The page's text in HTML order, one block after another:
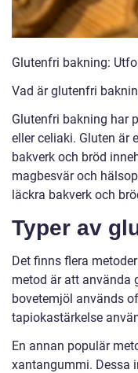
Glutenfri bakning:
Vad är glutenfri
Glutenfri bakning har
eller celiaki. Gluten är
bakverk och bröd
magbesvär och
läckra bakverk och
Typer av
Det finns flera
metod är att använda
bovetemjöl används
tapiokastärkelse
En annan populär
xantangummi. Dessa